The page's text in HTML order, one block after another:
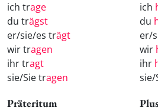
ich trage
du trägst
er/sie/es trägt
wir tragen
ihr tragt
sie/Sie tragen
ich
du
er/
wir
ihr
sie/
Präteritum